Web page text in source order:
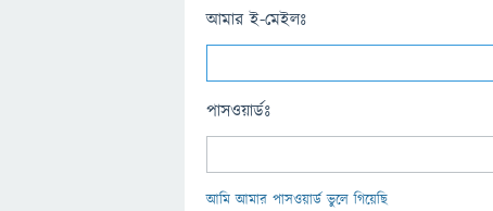
আমার ই-মেইলঃ
পাসওয়ার্ডঃ
আমি আমার পাসওয়ার্ড ভুলে গিয়েছি